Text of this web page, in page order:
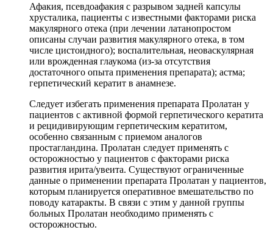
Афакия, псевдоафакия с разрывом задней капсулы
хрусталика, пациенты с известными факторами риска
макулярного отека (при лечении латанопростом
описаны случаи развития макулярного отека, в том
числе цистоидного); воспалительная, неоваскулярная
или врожденная глаукома (из-за отсутствия
достаточного опыта применения препарата); астма;
герпетический кератит в анамнезе.
Следует избегать применения препарата Пролатан у
пациентов с активной формой герпетического кератита
и рецидивирующим герпетическим кератитом,
особенно связанным с приемом аналогов
простагландина. Пролатан следует применять с
осторожностью у пациентов с факторами риска
развития ирита/увеита. Существуют ограниченные
данные о применении препарата Пролатан у пациентов,
которым планируется оперативное вмешательство по
поводу катаракты. B связи с этим у данной группы
больных Пролатан необходимо применять с
осторожностью.